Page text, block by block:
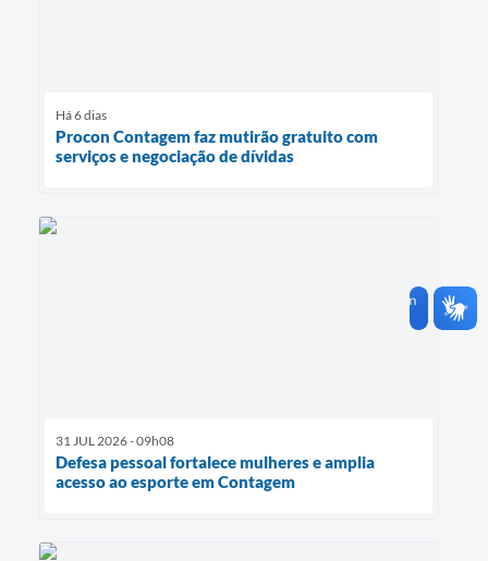
Há 6 dias
Procon Contagem faz mutirão gratuito com
serviços e negociação de dívidas
31 JUL 2026 - 09h08
Defesa pessoal fortalece mulheres e amplia
acesso ao esporte em Contagem